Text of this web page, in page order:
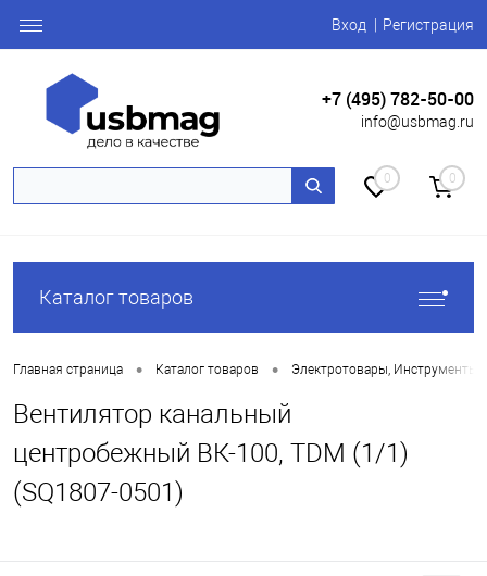
Вход Регистрация
+7 (495) 782-50-00
info@usbmag.ru
0 0
Каталог товаров
Главная страница • Каталог товаров • Электротовары, Инструменты
Вентилятор канальный
центробежный ВК-100, TDM (1/1)
(SQ1807-0501)